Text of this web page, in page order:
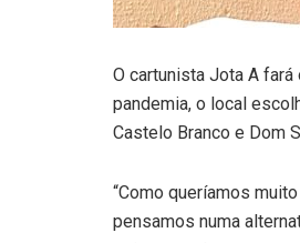
O cartunista Jota A
pandemia, o local
Castelo Branco e Dom
“Como queríamos
pensamos numa